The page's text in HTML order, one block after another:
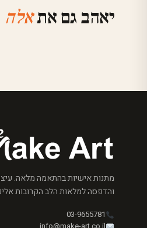
יאהב גם אתאלה
מתנות אישיות בהתאמה מלאה.
והדפסה למלאות הלב הקרובות
03-9655781